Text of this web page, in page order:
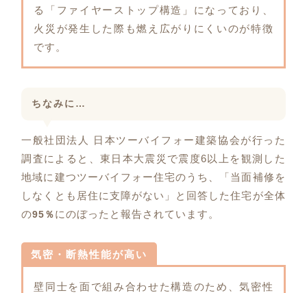
る「ファイヤーストップ構造」になっており、
火災が発生した際も燃え広がりにくいのが特徴
です。
ちなみに…
一般社団法人 日本ツーバイフォー建築協会が行った
調査によると、東日本大震災で震度6以上を観測した
地域に建つツーバイフォー住宅のうち、「当面補修を
しなくとも居住に支障がない」と回答した住宅が全体
の95％ にのぼったと報告されています。
気密・断熱性能が高い
壁同士を面で組み合わせた構造のため、気密性